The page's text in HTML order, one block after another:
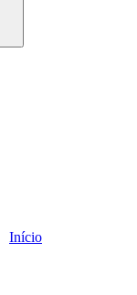
Início